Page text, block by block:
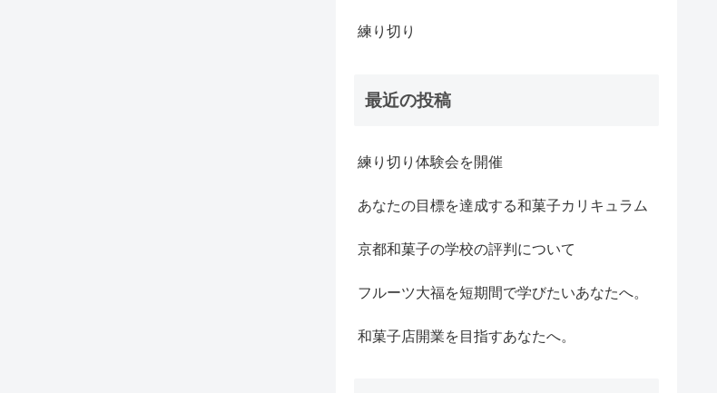
練り切り
最近の投稿
練り切り体験会を開催
あなたの目標を達成する和菓子カリキュラム
京都和菓子の学校の評判について
フルーツ大福を短期間で学びたいあなたへ。
和菓子店開業を目指すあなたへ。